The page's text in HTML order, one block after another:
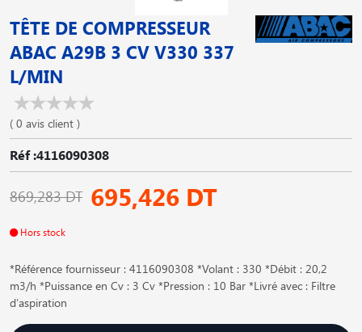
TÊTE DE COMPRESSEUR
ABAC A29B 3 CV V330 337
L/MIN
( 0 avis client )
Réf :4116090308
869,283 DT 695,426 DT
Hors stock
*Référence fournisseur : 4116090308 *Volant : 330 *Débit : 20,2
m3/h *Puissance en Cv : 3 Cv *Pression : 10 Bar *Livré avec : Filtre
d′aspiration